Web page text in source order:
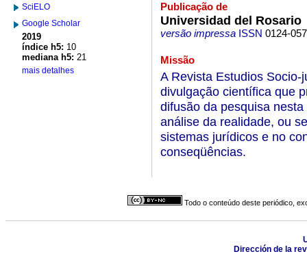
SciELO
Google Scholar
2019
índice h5: 10
mediana h5: 21
mais detalhes
Publicação de
Universidad del Rosario
versão impressaISSN 0124-
Missão
A Revista Estudios
divulgação científica que
difusão da pesquisa
análise da realidade, ou
sistemas jurídicos e no
conseqüências.
Todo o conteúdo deste periódico,
Dirección de la